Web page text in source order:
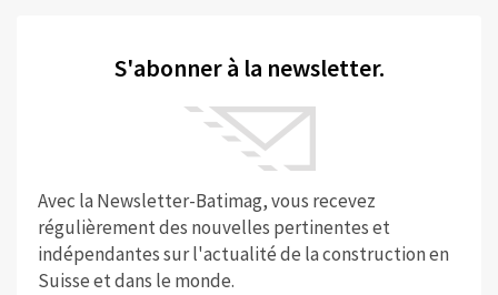
S'abonner à la newsletter.
Avec la Newsletter-Batimag, vous recevez
régulièrement des nouvelles pertinentes et
indépendantes sur l'actualité de la construction en
Suisse et dans le monde.